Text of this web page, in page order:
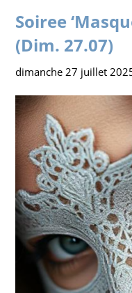
Soiree
(Dim. 27.07)
dimanche 27 juillet